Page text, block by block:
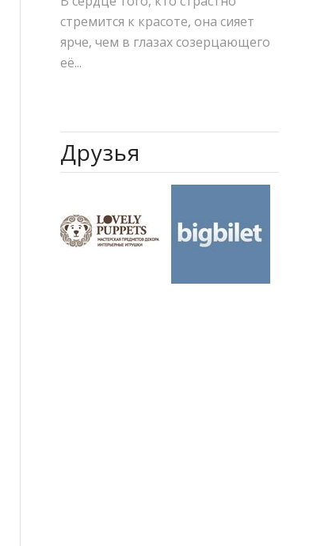
стремится к красоте, она сияет
ярче, чем в глазах созерцающего
её...
Друзья